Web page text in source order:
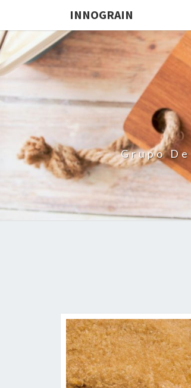
INNOGRAIN
Grupo